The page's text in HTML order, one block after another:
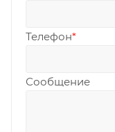
Телефон*
Сообщение